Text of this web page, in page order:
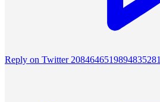
Reply on Twitter 2084646519894835281